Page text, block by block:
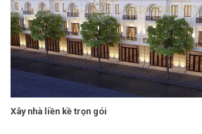
Xây nhà liền kề trọn gói